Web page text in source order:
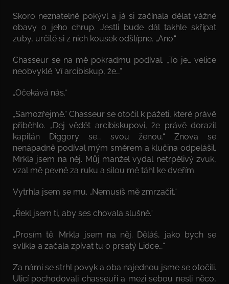
Skoro neznatelně pokývl a já si začínala dělat vážné
obavy o jeho chrup. Jestli bude dál takhle skřípat
zuby, určitě si z nich kousek odštípne. „Ano.“
Chasseur se na mě pokradmu podíval. „To je… velice
neobvyklé. Ví arcibiskup, že…“
„Očekává nás.“
„Samozřejmě.“ Chasseur se otočil k pážeti, které právě
přiběhlo. „Dej vědět arcibiskupovi, že právě dorazil
kapitán Diggory se… svou ženou.“ Znova se
nenápadně podíval mým směrem a klučina odpelášil.
Mrkla jsem na něj. Můj manžel vydal netrpělivý zvuk,
vzal mě pevně za ruku a silou mě táhl ke dveřím.
Vytrhla jsem se mu. „Nemusíš mě zmrzačit.“
„Řekl jsem ti, aby ses chovala slušně.“
„Prosím tě. Mrkla jsem na něj. Děláš, jako bych se
svlíkla a začala zpívat tu o prsatý Lidce…“
Za námi se strhl povyk a oba najednou jsme se otočili.
Ulicí pochodovali chasseuři a mezi sebou nesli něco,